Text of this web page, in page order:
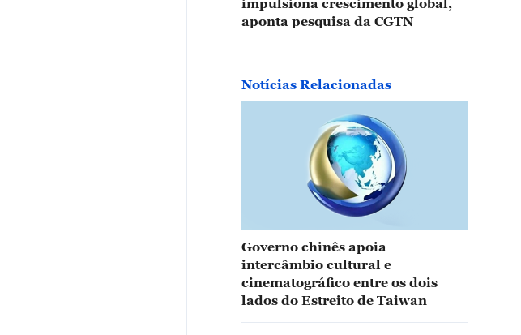
impulsiona crescimento global,
aponta pesquisa da CGTN
Notícias Relacionadas
Governo chinês apoia
intercâmbio cultural e
cinematográfico entre os dois
lados do Estreito de Taiwan